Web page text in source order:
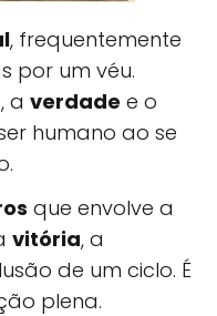
, frequentemente
por um véu.
, a verdade e o
humano ao se
que envolve a
vitória, a
de um ciclo. É
plena.